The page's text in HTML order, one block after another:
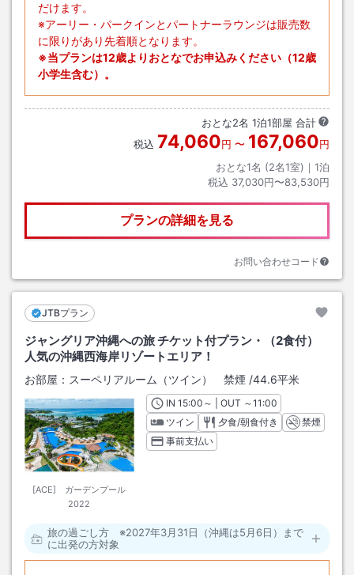
だけます。
※アーリー・パークインとパートナーラウンジは販売数
に限りがあり先着順となります。
※当プランは12歳よりおとなでお申込みください（12歳
小学生含む）。
おとな2名 1泊1部屋 合計
税込 74,060円 〜 167,060円
おとな1名 (2名1室)｜ 1泊
税込 37,030円〜83,530円
プランの詳細を見る
お問い合わせコード
JTBプラン
ジャングリア沖縄への旅 チケット付プラン・（2食付）
人気の沖縄西海岸リゾートエリア！
お部屋： スーペリアルーム（ツイン） 禁煙 /44.6平米
[ACE] ガーデンプール
2022
INチェックイン
15:00 ～ | OUT チェックアウト
～11:00
ツイン
夕食/朝食付き
禁煙
事前支払い
旅の過ごし方 ※2027年3月31日（沖縄は5月6日）まで
に出発の方対象